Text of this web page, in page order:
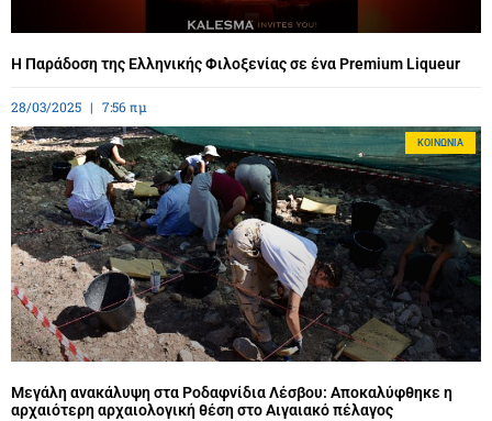
Η Παράδοση της Ελληνικής Φιλοξενίας σε ένα Premium Liqueur
28/03/2025 7:56 πμ
ΚΟΙΝΩΝΊΑ
Μεγάλη ανακάλυψη στα Ροδαφνίδια Λέσβου: Αποκαλύφθηκε η
αρχαιότερη αρχαιολογική θέση στο Αιγαιακό πέλαγος